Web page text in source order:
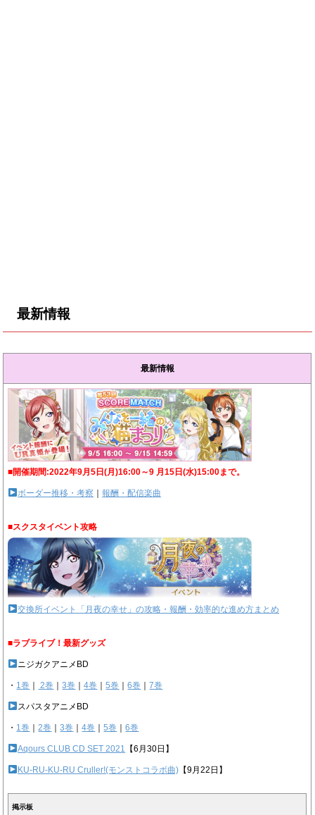
最新情報
最新情報
■開催期間:2022年9月5日(月)16:00～9 月15日(水)15:00まで。
ボーダー推移・考察 ｜報酬・配信楽曲
■スクスタイベント攻略
交換所イベント「月夜の幸せ」の攻略・報酬・効率的な進め方まとめ
■ラブライブ！最新グッズ
ニジガクアニメBD
・ 1巻 2巻 ｜3巻 ｜4巻 ｜5巻 ｜6巻 ｜7巻
スパスタアニメBD
・ 1巻 ｜2巻 ｜3巻 ｜4巻 ｜5巻 ｜6巻
Aqours CLUB CD SET 2021 【6月30日】
KU-RU-KU-RU Cruller!(モンストコラボ曲) 【9月22日】
掲示板